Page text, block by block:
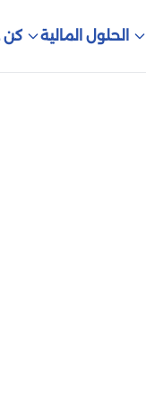
الحلول المالية كن